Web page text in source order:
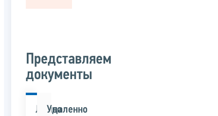
Представляем
документы
Лично
Удаленно